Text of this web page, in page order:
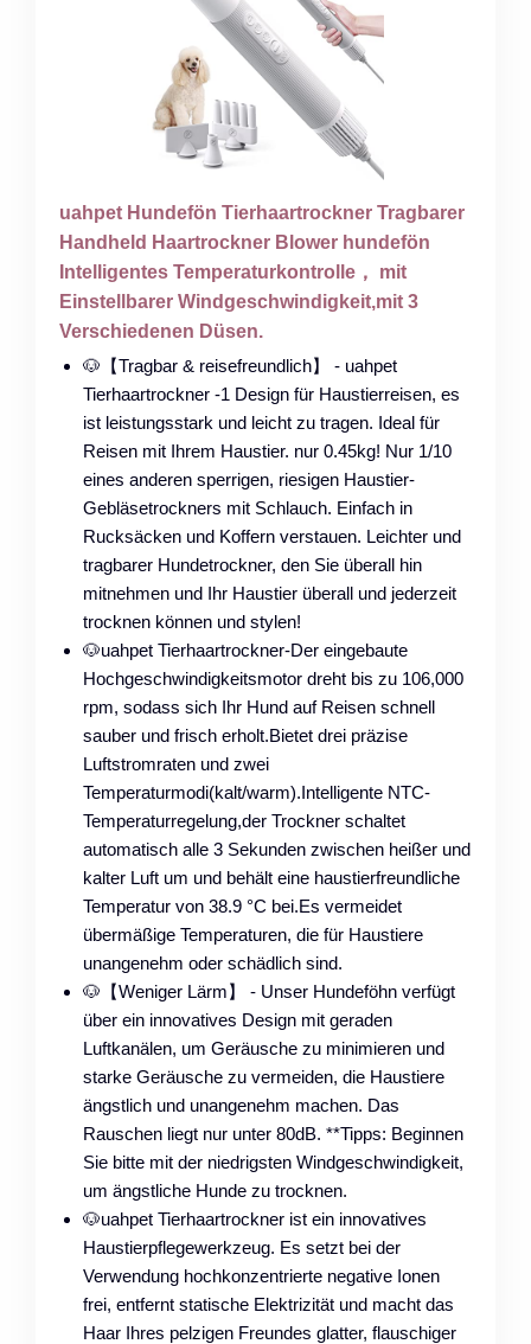
uahpet Hundefön Tierhaartrockner Tragbarer
Handheld Haartrockner Blower hundefön
Intelligentes Temperaturkontrolle， mit
Einstellbarer Windgeschwindigkeit,mit 3
Verschiedenen Düsen.
🐶【Tragbar & reisefreundlich】 - uahpet
Tierhaartrockner -1 Design für Haustierreisen, es
ist leistungsstark und leicht zu tragen. Ideal für
Reisen mit Ihrem Haustier. nur 0.45kg! Nur 1/10
eines anderen sperrigen, riesigen Haustier-
Gebläsetrockners mit Schlauch. Einfach in
Rucksäcken und Koffern verstauen. Leichter und
tragbarer Hundetrockner, den Sie überall hin
mitnehmen und Ihr Haustier überall und jederzeit
trocknen können und stylen!
🐶uahpet Tierhaartrockner-Der eingebaute
Hochgeschwindigkeitsmotor dreht bis zu 106,000
rpm, sodass sich Ihr Hund auf Reisen schnell
sauber und frisch erholt.Bietet drei präzise
Luftstromraten und zwei
Temperaturmodi(kalt/warm).Intelligente NTC-
Temperaturregelung,der Trockner schaltet
automatisch alle 3 Sekunden zwischen heißer und
kalter Luft um und behält eine haustierfreundliche
Temperatur von 38.9 °C bei.Es vermeidet
übermäßige Temperaturen, die für Haustiere
unangenehm oder schädlich sind.
🐶【Weniger Lärm】 - Unser Hundeföhn verfügt
über ein innovatives Design mit geraden
Luftkanälen, um Geräusche zu minimieren und
starke Geräusche zu vermeiden, die Haustiere
ängstlich und unangenehm machen. Das
Rauschen liegt nur unter 80dB. **Tipps: Beginnen
Sie bitte mit der niedrigsten Windgeschwindigkeit,
um ängstliche Hunde zu trocknen.
🐶uahpet Tierhaartrockner ist ein innovatives
Haustierpflegewerkzeug. Es setzt bei der
Verwendung hochkonzentrierte negative Ionen
frei, entfernt statische Elektrizität und macht das
Haar Ihres pelzigen Freundes glatter, flauschiger